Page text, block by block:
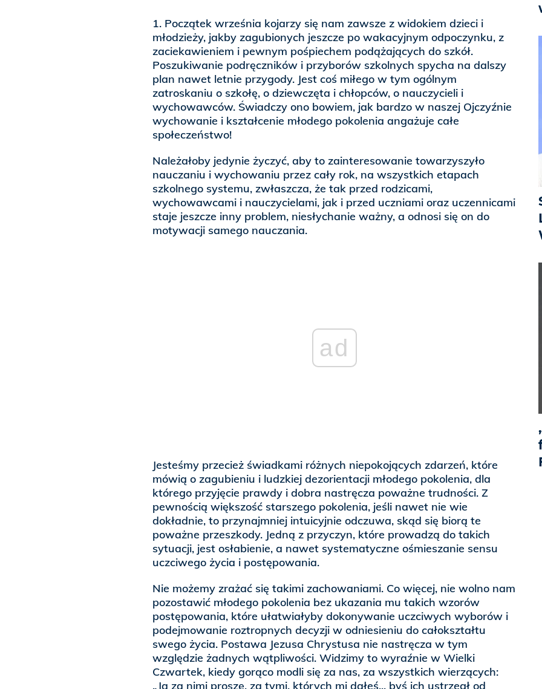
1. Początek września kojarzy się nam zawsze z widokiem dzieci i
młodzieży, jakby zagubionych jeszcze po wakacyjnym odpoczynku, z
zaciekawieniem i pewnym pośpiechem podążających do szkół.
Poszukiwanie podręczników i przyborów szkolnych spycha na dalszy
plan nawet letnie przygody. Jest coś miłego w tym ogólnym
zatroskaniu o szkołę, o dziewczęta i chłopców, o nauczycieli i
wychowawców. Świadczy ono bowiem, jak bardzo w naszej Ojczyźnie
wychowanie i kształcenie młodego pokolenia angażuje całe
społeczeństwo!
Należałoby jedynie życzyć, aby to zainteresowanie towarzyszyło
nauczaniu i wychowaniu przez cały rok, na wszystkich etapach
szkolnego systemu, zwłaszcza, że tak przed rodzicami,
wychowawcami i nauczycielami, jak i przed uczniami oraz uczennicami
staje jeszcze inny problem, niesłychanie ważny, a odnosi się on do
motywacji samego nauczania.
ad
Jesteśmy przecież świadkami różnych niepokojących zdarzeń, które
mówią o zagubieniu i ludzkiej dezorientacji młodego pokolenia, dla
którego przyjęcie prawdy i dobra nastręcza poważne trudności. Z
pewnością większość starszego pokolenia, jeśli nawet nie wie
dokładnie, to przynajmniej intuicyjnie odczuwa, skąd się biorą te
poważne przeszkody. Jedną z przyczyn, które prowadzą do takich
sytuacji, jest osłabienie, a nawet systematyczne ośmieszanie sensu
uczciwego życia i postępowania.
Nie możemy zrażać się takimi zachowaniami. Co więcej, nie wolno nam
pozostawić młodego pokolenia bez ukazania mu takich wzorów
postępowania, które ułatwiałyby dokonywanie uczciwych wyborów i
podejmowanie roztropnych decyzji w odniesieniu do całokształtu
swego życia. Postawa Jezusa Chrystusa nie nastręcza w tym
względzie żadnych wątpliwości. Widzimy to wyraźnie w Wielki
Czwartek, kiedy gorąco modli się za nas, za wszystkich wierzących:
„Ja za nimi proszę, za tymi, których mi dałeś... byś ich ustrzegł od